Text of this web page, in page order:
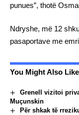
punues”, thotë
Ndryshe, më 12
pasaportave me
You Might Also Like
Grenell vizitoi
Muçunskin
Për shkak të